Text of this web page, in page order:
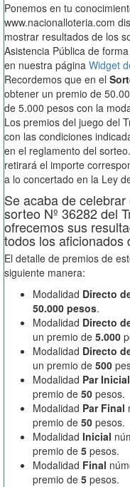
Ponemos en tu
www.nacionalloteria.com
mostrar resultados de los
Asistencia Pública de
en nuestra página Widget
Recordemos que en el
obtener un premio de
de 5.000 pesos con la
Los premios del juego del
con las condiciones
en el reglamento del
retirará el importe
a lo concertado en la Ley
Se acaba de
sorteo Nº 36282 del
ofrecemos sus
todos los aficionados
El detalle de premios de
siguiente manera:
Modalidad Directo
50.000 pesos.
Modalidad Directo
un premio de 5.000
Modalidad Directo
un premio de 500
Modalidad Par Inicial
premio de 50 pesos.
Modalidad Par Final
premio de 50 pesos.
Modalidad Inicial
premio de 5 pesos.
Modalidad Final
premio de 5 pesos.